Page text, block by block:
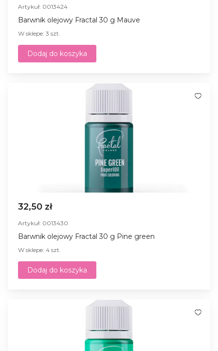
Artykuł: 0013424
Barwnik olejowy Fractal 30 g Mauve
W sklepe: 3 szt.
Dodaj do koszyka
32,50 zł
Artykuł: 0013430
Barwnik olejowy Fractal 30 g Pine green
W sklepe: 4 szt.
Dodaj do koszyka